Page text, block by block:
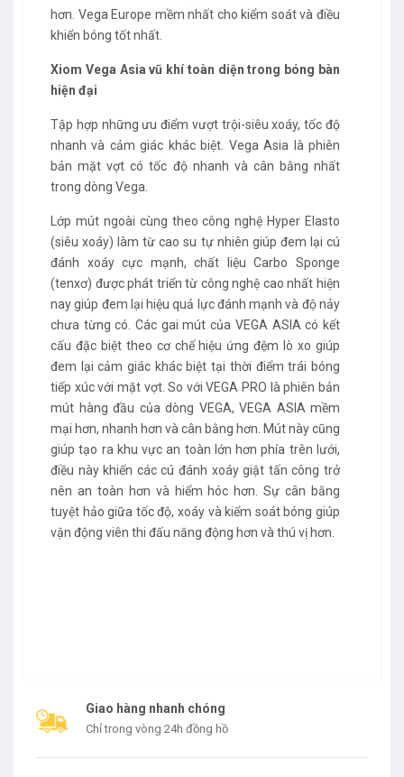
hơn. Vega Europe mềm nhất cho kiểm soát và điều
khiển bóng tốt nhất.
Xiom Vega Asia vũ khí toàn diện trong bóng bàn
hiện đại
Tập hợp những ưu điểm vượt trội-siêu xoáy, tốc độ
nhanh và cảm giác khác biệt. Vega Asia là phiên
bản mặt vợt có tốc độ nhanh và cân bằng nhất
trong dòng Vega.
Lớp mút ngoài cùng theo công nghệ Hyper Elasto
(siêu xoáy) làm từ cao su tự nhiên giúp đem lại cú
đánh xoáy cực mạnh, chất liệu Carbo Sponge
(tenxơ) được phát triển từ công nghệ cao nhất hiện
nay giúp đem lại hiệu quả lực đánh mạnh và độ nảy
chưa từng có. Các gai mút của VEGA ASIA có kết
cấu đặc biệt theo cơ chế hiệu ứng đệm lò xo giúp
đem lại cảm giác khác biệt tại thời điểm trái bóng
tiếp xúc với mặt vợt. So với VEGA PRO là phiên bản
mút hàng đầu của dòng VEGA, VEGA ASIA mềm
mại hơn, nhanh hơn và cân bằng hơn. Mút này cũng
giúp tạo ra khu vực an toàn lớn hơn phía trên lưới,
điều này khiến các cú đánh xoáy giật tấn công trở
nên an toàn hơn và hiểm hóc hơn. Sự cân bằng
tuyệt hảo giữa tốc độ, xoáy và kiểm soát bóng giúp
vận động viên thi đấu năng động hơn và thú vị hơn.
Giao hàng nhanh chóng
Chỉ trong vòng 24h đồng hồ